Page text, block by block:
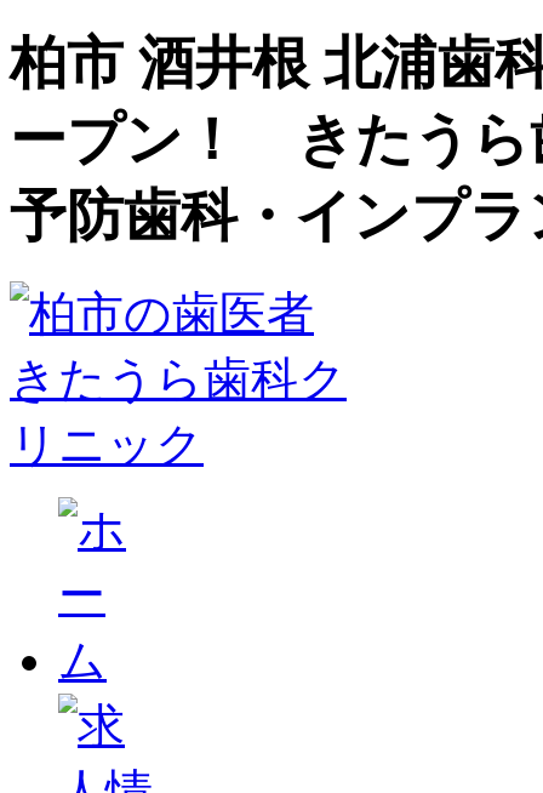
柏市 酒井根 北浦歯
ープン！ きたう
予防歯科・インプラ